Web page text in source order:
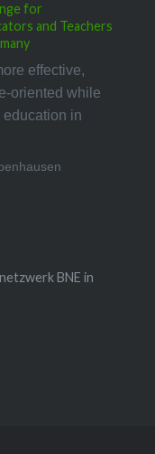
for
and Teachers
effective,
oriented while
in